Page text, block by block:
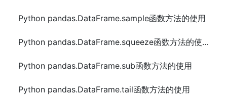
Python pandas.DataFrame.sample函数方法的使用
Python pandas.DataFrame.squeeze函数方法的使用
Python pandas.DataFrame.sub函数方法的使用
Python pandas.DataFrame.tail函数方法的使用